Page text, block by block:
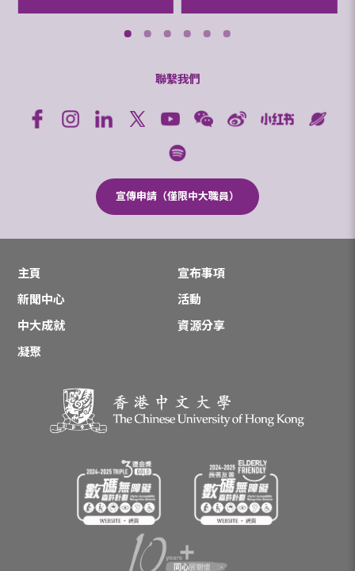
聯繫我們
宣傳申請（僅限中大職員）
主頁
宣布事項
新聞中心
活動
中大成就
資源分享
凝聚